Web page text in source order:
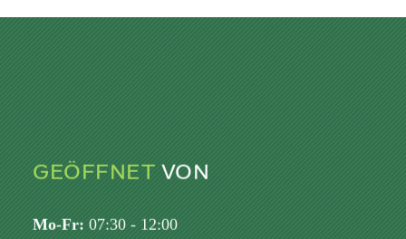
GEÖFFNET VON
Mo-Fr: 07:30 - 12:00